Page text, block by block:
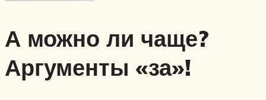
А можно ли чаще?
Аргументы «за»!